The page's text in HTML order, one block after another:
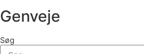
Genveje
Søg